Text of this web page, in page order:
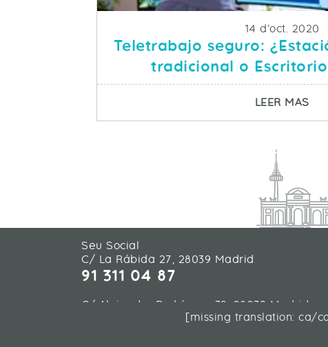
Fecha de
14 d’oct. 2020
Teletrabajo seguro:
tradicional o
LEER MAS
Seu Social
C/ La Rábida 27, 28039 Madrid
91 311 04 87
C/ Alejandro Rodríguez 32, 28039 Madrid
[missing translation: ca/